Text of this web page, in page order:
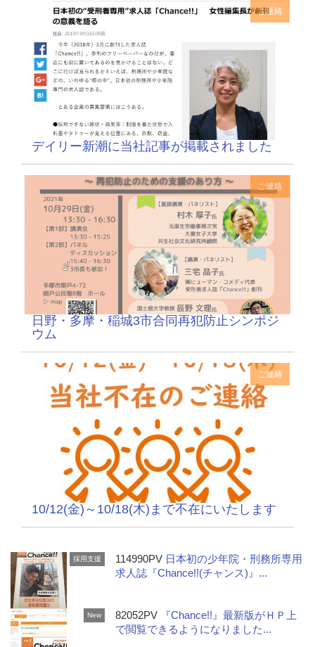
ご連絡
デイリー新潮に当社記事が掲載されました
ご連絡
日野・多摩・稲城3市合同再犯防止シンポジ
ウム
ご連絡
10/12(金)～10/18(木)まで不在にいたします
採用支援 114990PV 日本初の少年院・刑務所専用
求人誌『Chance!!(チャンス)』...
New 82052PV
『Chance!!』最新版がＨＰ上
で閲覧できるようになりました...